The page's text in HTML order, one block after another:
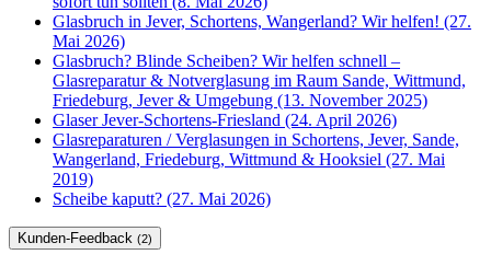
Glasbruch in Jever, Schortens, Wangerland? Wir helfen! (27.
Mai 2026)
Glasbruch? Blinde Scheiben? Wir helfen schnell –
Glasreparatur & Notverglasung im Raum Sande, Wittmund,
Friedeburg, Jever & Umgebung (13. November 2025)
Glaser Jever-Schortens-Friesland (24. April 2026)
Glasreparaturen / Verglasungen in Schortens, Jever, Sande,
Wangerland, Friedeburg, Wittmund & Hooksiel (27. Mai
2019)
Scheibe kaputt? (27. Mai 2026)
Kunden-Feedback (2)